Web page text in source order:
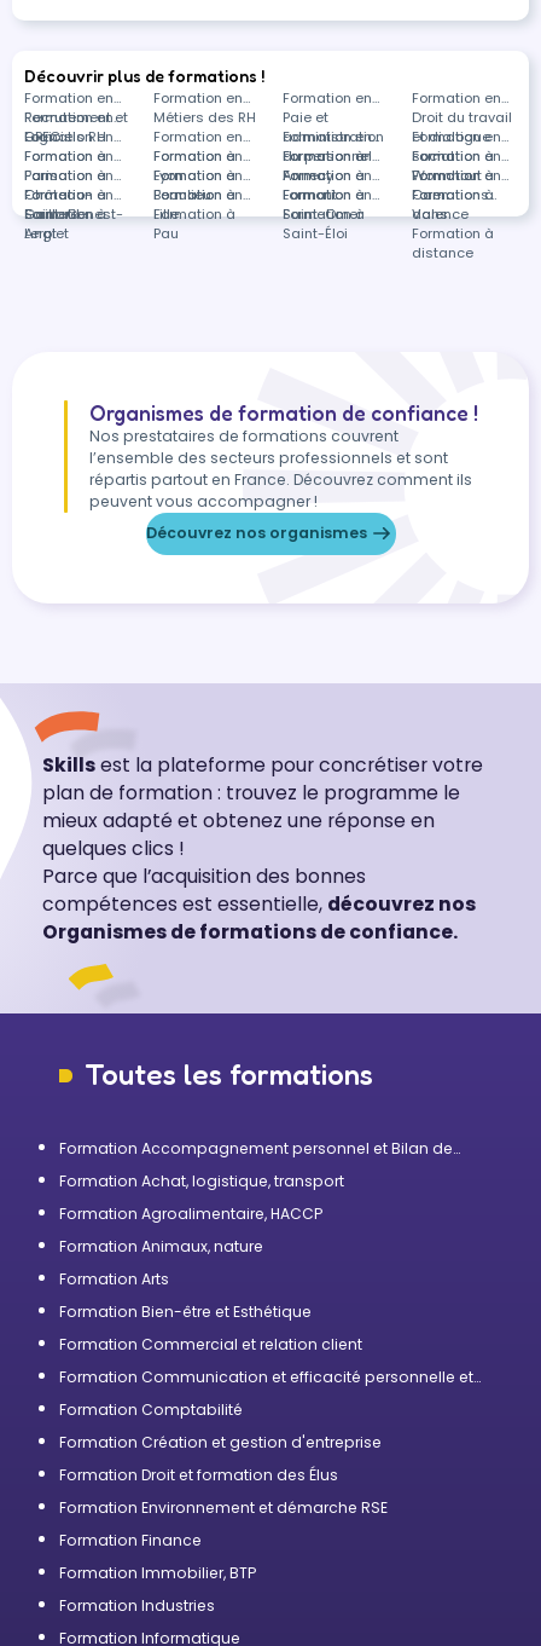
Découvrir plus de formations !
Formation en
Recrutement et
GPEC
Formation en
Métiers des RH
Formation en
Paie et
administration
du personnel
Formation en
Droit du travail
et dialogue
social
Formation en
Logiciels RH
Formation en
Formation à
Paris
Formation en
Formation à
Lyon
Formation en
Formation à
Annecy
Formation en
Formation à
Wormhout
Formation en
Formation à
Château-
Gaillard
Formation en
Formation à
Beaulieu
Formation en
Formation à
Lormont
Formation en
Formation à
Caen
Formation en
Formation à
Saint-Genest-
Lerpt
Formation en
Formation à
Lille
Formation en
Formation à
Saint-Omer
Formation en
Formation à
Valence
Formation en
Formation à
Anglet
Formation en
Formation à
Pau
Formation en
Formation à
Saint-Éloi
Formations
dans
Formation à
distance
Organismes de formation de confiance !
Nos prestataires de formations couvrent
l’ensemble des secteurs professionnels et sont
répartis partout en France. Découvrez comment ils
peuvent vous accompagner !
Découvrez nos organismes
Skillsest la plateforme pour concrétiser votre
plan de formation : trouvez le programme le
mieux adapté et obtenez une réponse en
quelques clics !
Parce que l’acquisition des bonnes
compétences est essentielle, découvrez nos
Organismes de formations de confiance.
Toutes les formations
Formation Accompagnement personnel et Bilan de
Formation Achat, logistique, transport
Formation Agroalimentaire, HACCP
Formation Animaux, nature
Formation Arts
Formation Bien-être et Esthétique
Formation Commercial et relation client
Formation Communication et efficacité personnelle et
Formation Comptabilité
Formation Création et gestion d'entreprise
Formation Droit et formation des Élus
Formation Environnement et démarche RSE
Formation Finance
Formation Immobilier, BTP
Formation Industries
Formation Informatique